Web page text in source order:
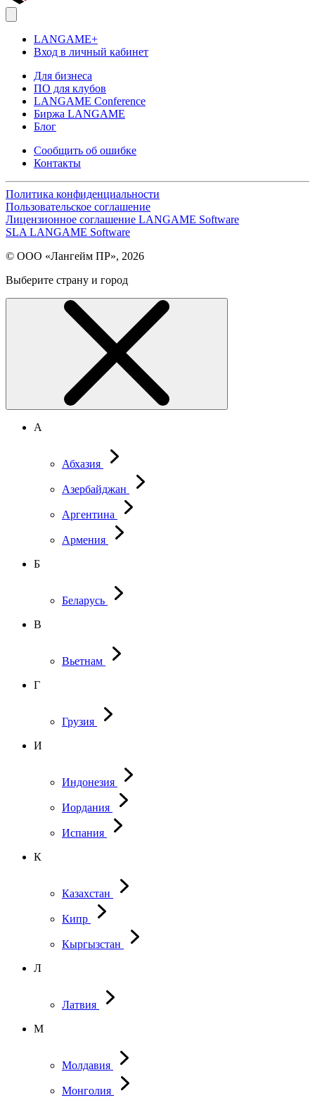
LANGAME+
Вход в личный кабинет
Для бизнеса
ПО для клубов
LANGAME Conference
Биржа LANGAME
Блог
Сообщить об ошибке
Контакты
Политика конфиденциальности
Пользовательское соглашение
Лицензионное соглашение LANGAME Software
SLA LANGAME Software
© ООО «Лангейм ПР», 2026
Выберите страну и город
А
Абхазия
Азербайджан
Аргентина
Армения
Б
Беларусь
В
Вьетнам
Г
Грузия
И
Индонезия
Иордания
Испания
К
Казахстан
Кипр
Кыргызстан
Л
Латвия
М
Молдавия
Монголия